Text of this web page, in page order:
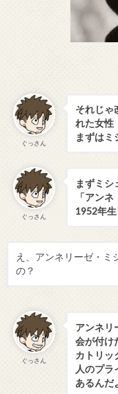
ぐっさん
それじゃ
れた女性
まずはミ
ぐっさん
まずミ
「アン
1952年生
え、アンネリーゼ・ミ
の？
ぐっさん
アンネリ
会が付け
カトリッ
人のプ
あるんだ